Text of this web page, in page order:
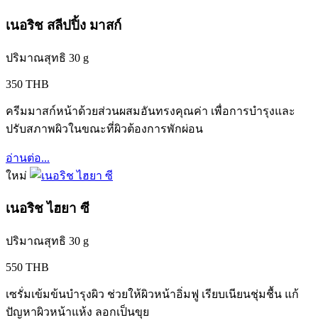
เนอริช สลีปปิ้ง มาสก์
ปริมาณสุทธิ 30 g
350 THB
ครีมมาสก์หน้าด้วยส่วนผสมอันทรงคุณค่า เพื่อการบำรุงและ
ปรับสภาพผิวในขณะที่ผิวต้องการพักผ่อน
อ่านต่อ...
ใหม่
เนอริช ไฮยา ซี
ปริมาณสุทธิ 30 g
550 THB
เซรั่มเข้มข้นบำรุงผิว ช่วยให้ผิวหน้าอิ่มฟู เรียบเนียนชุ่มชื้น แก้
ปัญหาผิวหน้าแห้ง ลอกเป็นขุย